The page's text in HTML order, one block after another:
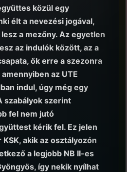
közül egy
élt a nevezési jogával,
a mezőny. Az egyetlen
az indulók között, az a
ők erre a szezonra
az UTE
indul, úgy még egy
szabályok szerint
fel nem jutó
kérik fel. Ez jelen
akik az osztályozón
a legjobb NB II-es
így nekik nyílhat